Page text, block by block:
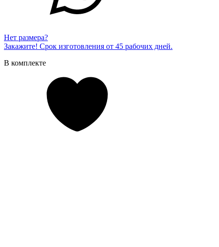
Нет размера?
Закажите! Срок изготовления от 45 рабочих дней.
В комплекте